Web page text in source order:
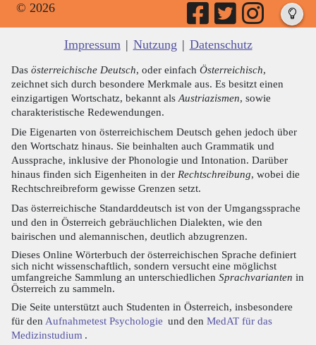
© 2026
Impressum | Nutzung | Datenschutz
Das österreichische Deutsch, oder einfach Österreichisch,
zeichnet sich durch besondere Merkmale aus. Es besitzt einen
einzigartigen Wortschatz, bekannt als Austriazismen, sowie
charakteristische Redewendungen.
Die Eigenarten von österreichischem Deutsch gehen jedoch über
den Wortschatz hinaus. Sie beinhalten auch Grammatik und
Aussprache, inklusive der Phonologie und Intonation. Darüber
hinaus finden sich Eigenheiten in der Rechtschreibung, wobei die
Rechtschreibreform gewisse Grenzen setzt.
Das österreichische Standarddeutsch ist von der Umgangssprache
und den in Österreich gebräuchlichen Dialekten, wie den
bairischen und alemannischen, deutlich abzugrenzen.
Dieses Online Wörterbuch der österreichischen Sprache definiert
sich nicht wissenschaftlich, sondern versucht eine möglichst
umfangreiche Sammlung an unterschiedlichen Sprachvarianten in
Österreich zu sammeln.
Die Seite unterstützt auch Studenten in Österreich, insbesondere
für den Aufnahmetest Psychologie und den MedAT für das
Medizinstudium .